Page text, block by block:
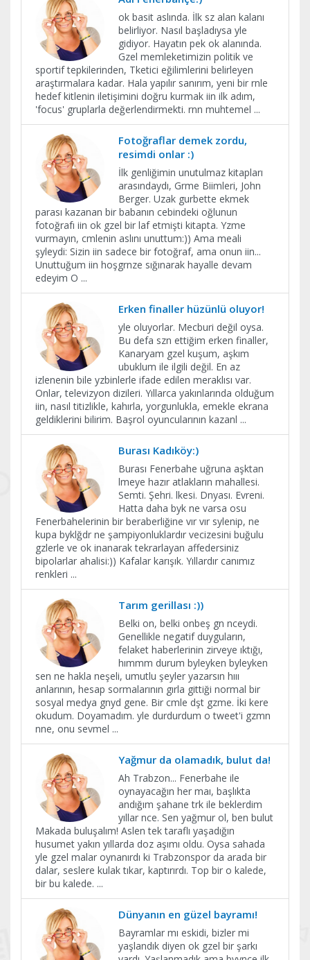
ok basit aslında. İlk sz alan kalanı
belirliyor. Nasıl başladıysa yle
gidiyor. Hayatın pek ok alanında.
Gzel memleketimizin politik ve
sportif tepkilerinden, Tketici eğilimlerini belirleyen
araştırmalara kadar. Hala yapılır sanırım, yeni bir rnle
hedef kitlenin iletişimini doğru kurmak iin ilk adım,
'focus' gruplarla değerlendirmekti. rnn muhtemel ...
Fotoğraflar demek zordu,
resimdi onlar :)
İlk genliğimin unutulmaz kitapları
arasındaydı, Grme Biimleri, John
Berger. Uzak gurbette ekmek
parası kazanan bir babanın cebindeki oğlunun
fotoğrafı iin ok gzel bir laf etmişti kitapta. Yzme
vurmayın, cmlenin aslını unuttum:)) Ama meali
şyleydi: Sizin iin sadece bir fotoğraf, ama onun iin...
Unuttuğum iin hoşgrnze sığınarak hayalle devam
edeyim O ...
Erken finaller hüzünlü oluyor!
yle oluyorlar. Mecburi değil oysa.
Bu defa szn ettiğim erken finaller,
Kanaryam gzel kuşum, aşkım
ubuklum ile ilgili değil. En az
izlenenin bile yzbinlerle ifade edilen meraklısı var.
Onlar, televizyon dizileri. Yıllarca yakınlarında olduğum
iin, nasıl titizlikle, kahırla, yorgunlukla, emekle ekrana
geldiklerini bilirim. Başrol oyuncularının kazanl ...
Burası Kadıköy:)
Burası Fenerbahe uğruna aşktan
lmeye hazır atlakların mahallesi.
Semti. Şehri. lkesi. Dnyası. Evreni.
Hatta daha byk ne varsa osu
Fenerbahelerinin bir beraberliğine vır vır sylenip, ne
kupa byklğdr ne şampiyonluklardır vecizesini buğulu
gzlerle ve ok inanarak tekrarlayan affedersiniz
bipolarlar ahalisi:)) Kafalar karışık. Yıllardır canımız
renkleri ...
Tarım gerillası :))
Belki on, belki onbeş gn nceydi.
Genellikle negatif duyguların,
felaket haberlerinin zirveye ıktığı,
hımmm durum byleyken byleyken
sen ne hakla neşeli, umutlu şeyler yazarsın hııı
anlarının, hesap sormalarının gırla gittiği normal bir
sosyal medya gnyd gene. Bir cmle dşt gzme. İki kere
okudum. Doyamadım. yle durdurdum o tweet'i gzmn
nne, onu sevmel ...
Yağmur da olamadık, bulut da!
Ah Trabzon... Fenerbahe ile
oynayacağın her maı, başlıkta
andığım şahane trk ile beklerdim
yıllar nce. Sen yağmur ol, ben bulut
Makada buluşalım! Aslen tek taraflı yaşadığın
husumet yakın yıllarda doz aşımı oldu. Oysa sahada
yle gzel malar oynanırdı ki Trabzonspor da arada bir
dalar, seslere kulak tıkar, kaptırırdı. Top bir o kalede,
bir bu kalede. ...
Dünyanın en güzel bayramı!
Bayramlar mı eskidi, bizler mi
yaşlandık diyen ok gzel bir şarkı